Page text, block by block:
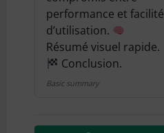
performance et facilité
d’utilisation.
Résumé visuel rapide.
Conclusion.
Basic summary